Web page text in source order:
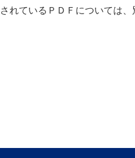
れているＰＤＦについては